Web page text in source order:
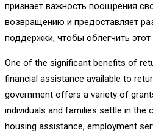
признает важность поощрения
возвращению и предоставляет
поддержки, чтобы облегчить этот
One of the significant benefits of
financial assistance available to
government offers a variety of
individuals and families settle in the
housing assistance, employment